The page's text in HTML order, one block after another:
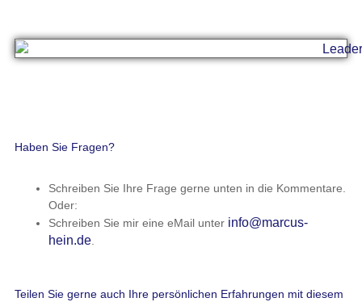
Haben Sie Fragen?
Schreiben Sie Ihre Frage gerne unten in die Kommentare.
Oder:
Schreiben Sie mir eine eMail unter info@marcus-
hein.de.
Teilen Sie gerne auch Ihre persönlichen Erfahrungen mit diesem